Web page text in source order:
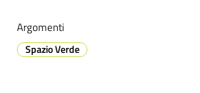
A
l
l
Argomenti
Spazio Verde